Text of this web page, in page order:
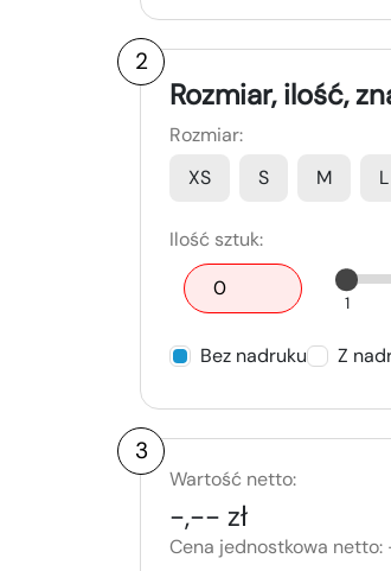
2
Rozmiar, ilość,
Rozmiar:
XS
S M L
Ilość sztuk:
1
Bez nadruku Z
3
Wartość netto:
-,-- zł
Cena jednostkowa netto: